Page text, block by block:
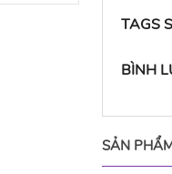
TAGS
BÌNH
SẢN